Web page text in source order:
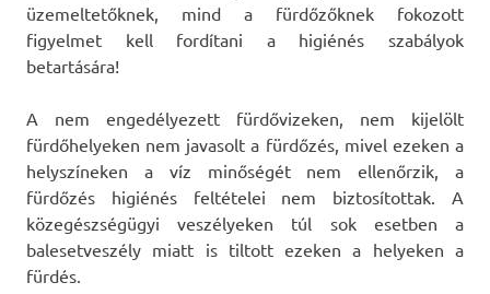
üzemeltetőknek, mind a fürdőzőknek fokozott
figyelmet kell fordítani a higiénés szabályok
betartására!
A nem engedélyezett fürdővizeken, nem kijelölt
fürdőhelyeken nem javasolt a fürdőzés, mivel ezeken a
helyszíneken a víz minőségét nem ellenőrzik, a
fürdőzés higiénés feltételei nem biztosítottak. A
közegészségügyi veszélyeken túl sok esetben a
balesetveszély miatt is tiltott ezeken a helyeken a
fürdés.